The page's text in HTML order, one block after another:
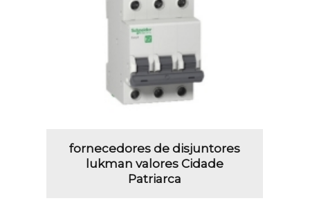
fornecedores de disjuntores
lukman valores Cidade
Patriarca